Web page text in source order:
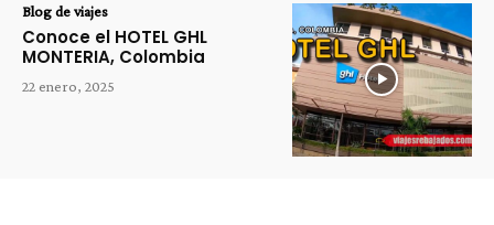
Blog de viajes
Conoce el HOTEL GHL
MONTERIA, Colombia
22 enero, 2025